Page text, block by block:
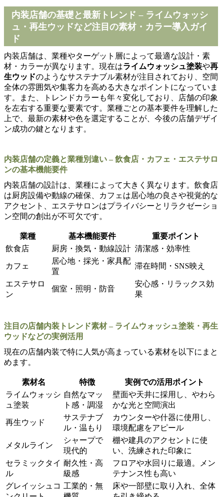
内装店舗の基礎と最新トレンド – ライムウォッシ
ュ・再生ウッドなど注目の素材・カラー導入ガイ
ド
内装店舗は、業種やターゲット層によって最適な設計・素
材・カラーが異なります。現在はライムウォッシュ塗装や再
生ウッドのようなサステナブル素材が注目されており、空間
全体の雰囲気や集客力を高める大きなポイントになっていま
す。また、トレンドカラーも年々変化しており、店舗の印象
を左右する重要な要素です。業種ごとの基本要件を理解した
上で、最新の素材や色を選定することが、今後の店舗デザイ
ン成功の鍵となります。
内装店舗の定義と業種別違い – 飲食店・カフェ・エステサロ
ンの基本機能要件
内装店舗の設計は、業種によって大きく異なります。飲食店
は厨房設備や動線の確保、カフェは居心地の良さや視覚的な
アクセント、エステサロンはプライバシーとリラクゼーショ
ン空間の創出が不可欠です。
業種 基本機能要件
重要ポイント
飲食店
厨房・換気・動線設計 清潔感・効率性
カフェ
居心地・採光・家具配
置
滞在時間・SNS映え
エステサロ
ン
個室・照明・防音
安心感・リラックス効
果
注目の店舗内装トレンド素材 – ライムウォッシュ塗装・再生
ウッドなどの実例活用
現在の店舗内装で特に人気が高まっている素材を以下にまと
めます。
素材名 特徴
実例での活用ポイント
ライムウォッシ
ュ塗装
自然なマッ
ト感・調湿
壁面や天井に採用し、やわら
かな光と空間演出
再生ウッド
サステナブ
ル・温もり
カウンターや什器に使用し、
環境配慮をアピール
メタルライン
シャープで
現代的
棚や建具のアクセントに使
い、洗練された印象に
セラミックタイ
ル
耐久性・高
級感
フロアや水回りに最適。メン
テナンス性も高い
グレイッシュコ 工業的・無
床や一部壁に取り入れ、全体